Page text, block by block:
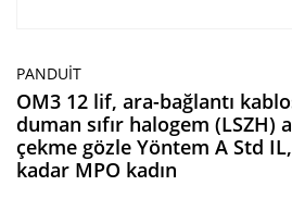
PANDUIT
OM3 12 lif, ara-bağlantı
duman sıfır halogem (LSZH)
çekme gözle Yöntem A Std
kadar MPO kadın